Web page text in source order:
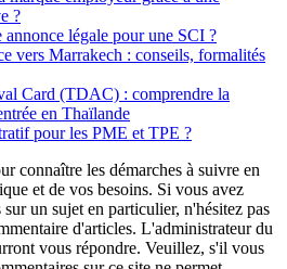
?
légale pour une SCI ?
vers Marrakech : conseils, formalités
Card (TDAC) : comprendre la
en Thaïlande
pour les PME et TPE ?
connaître les démarches à suivre en
et de vos besoins. Si vous avez
un sujet en particulier, n'hésitez pas
d'articles. L'administrateur du
vous répondre. Veuillez, s'il vous